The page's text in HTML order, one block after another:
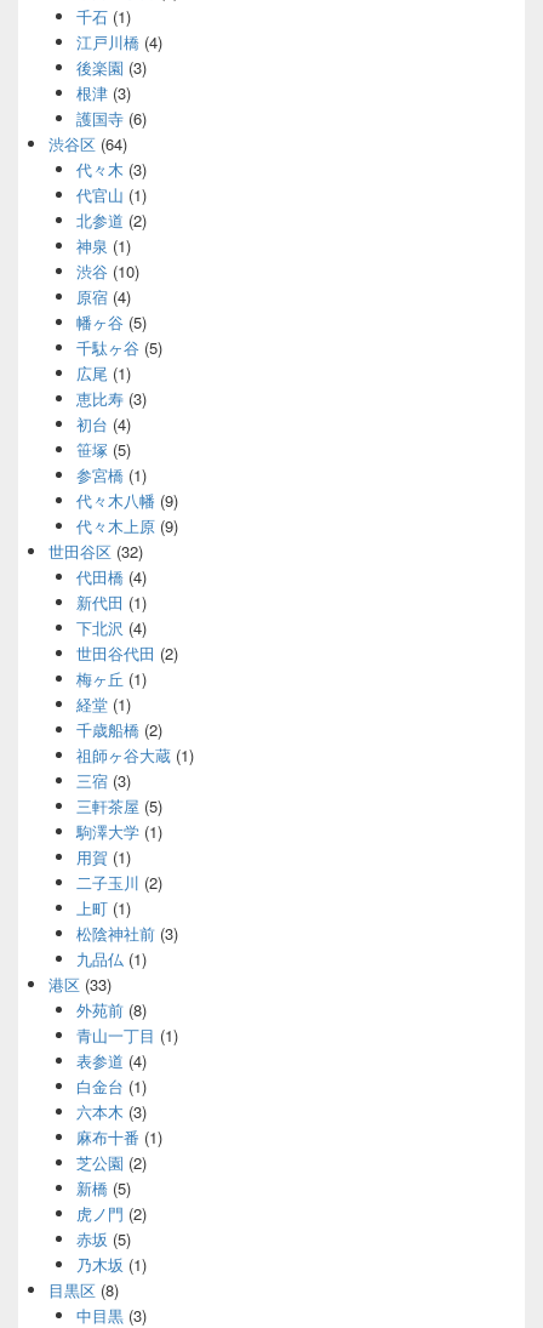
千石(1)
江戸川橋(4)
後楽園 (3)
根津(3)
護国寺(6)
渋谷区 (64)
代々木 (3)
代官山 (1)
北参道 (2)
神泉 (1)
渋谷(10)
原宿(4)
幡ヶ谷(5)
千駄ヶ谷(5)
広尾(1)
恵比寿(3)
初台 (4)
笹塚(5)
参宮橋(1)
代々木八幡 (9)
代々木上原(9)
世田谷区 (32)
代田橋(4)
新代田 (1)
下北沢 (4)
世田谷代田 (2)
梅ヶ丘 (1)
経堂(1)
千歳船橋(2)
祖師ヶ谷大蔵(1)
三宿(3)
三軒茶屋 (5)
駒澤大学(1)
用賀 (1)
二子玉川 (2)
上町(1)
松陰神社前(3)
九品仏(1)
港区 (33)
外苑前(8)
青山一丁目 (1)
表参道 (4)
白金台 (1)
六本木 (3)
麻布十番 (1)
芝公園 (2)
新橋(5)
虎ノ門 (2)
赤坂 (5)
乃木坂 (1)
目黒区 (8)
中目黒(3)